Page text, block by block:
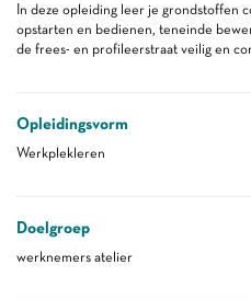
In deze opleiding leer je grondstoffen
opstarten en bedienen, teneinde
de frees- en profileerstraat veilig en
Opleidingsvorm
Werkplekleren
Doelgroep
werknemers atelier